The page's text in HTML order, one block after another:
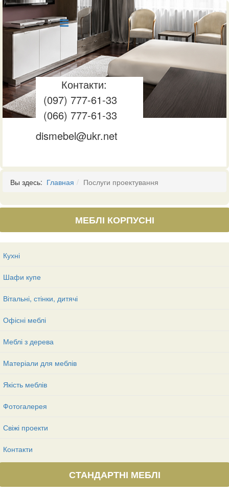
Контакти:
(097) 777-61-33
(066) 777-61-33
dismebel@ukr.net
Вы здесь: Главная Послуги проектування
МЕБЛІ КОРПУСНІ
Кухні
Шафи купе
Вітальні, стінки, дитячі
Офісні меблі
Меблі з дерева
Матеріали для меблів
Якість меблів
Фотогалерея
Свіжі проекти
Контакти
СТАНДАРТНІ МЕБЛІ